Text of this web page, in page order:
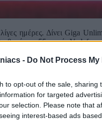
- Do Not Process
to opt-out of the sale,
for targeted
selection. Please note that
interest-based ads
ημέρες. Δίνει Giga
και 55 χωρίς
διάρκεια συμβολαίου,
με ενεργή οικιακή
και μόνο εφόσον
στον ίδιο ΑΦΜ,